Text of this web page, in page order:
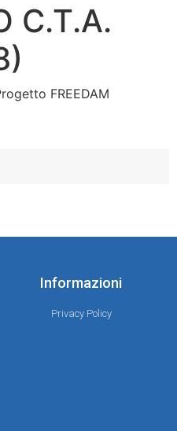
C.T.A.
FREEDAM
Informazioni
Privacy Policy